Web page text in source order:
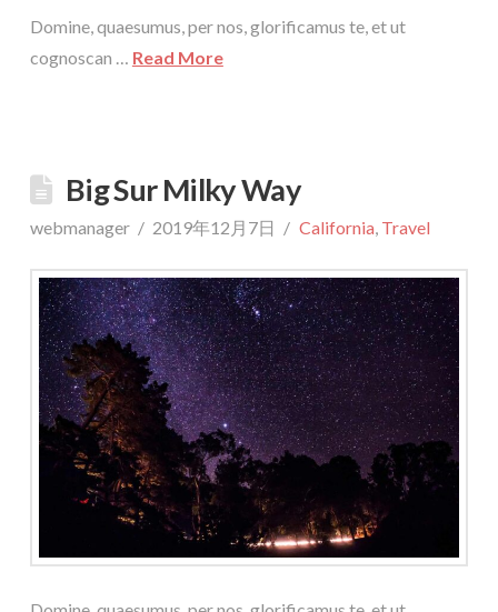
Domine, quaesumus, per nos, glorificamus te, et ut
cognoscan … Read More
Big Sur Milky Way
webmanager 2019年12月7日 California, Travel